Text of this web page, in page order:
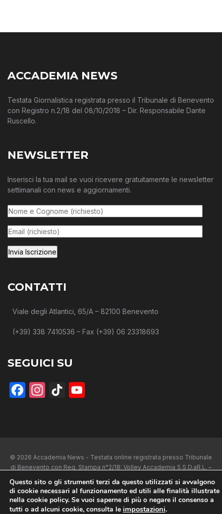
ACCADEMIA NEWS
Testata Giornalistica registrata presso il Tribunale di Benevento
con Registro n.2/18 del 08/10/2018 – Dir. Responsabile Dante
Ruscello.
NEWSLETTER
Inserisci la tua mail se vuoi ricevere gratuitamente le newsletter
settimanali con news e aggiornamenti.
CONTATTI
Viale degli Atlantici, 65/A – 82100 Benevento
(+39) 338 7410536 – Fax (+39) 06 23318693
SEGUICI SU
Facebook
Instagram
TikTok
© 2026 Accademia News - Testata online registrata presso Tribunale
di Benevento con Reg. Stampa n°2/18: Volley Accademia S.S.D.aR.L. –
Questo sito o gli strumenti terzi da questo utilizzati si avvalgono
di cookie necessari al funzionamento ed utili alle finalità illustrate
nella cookie policy. Se vuoi saperne di più o negare il consenso a
tutti o ad alcuni cookie, consulta le impostazioni.